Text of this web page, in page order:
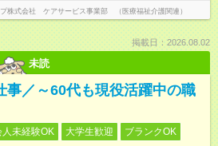
株式会社 ケアサービス事業部 （医療福祉介護関連）
掲載日：2026.08.02
未読
事／～60代も現役活躍中の職
人未経験OK 大学生歓迎
ブランクOK